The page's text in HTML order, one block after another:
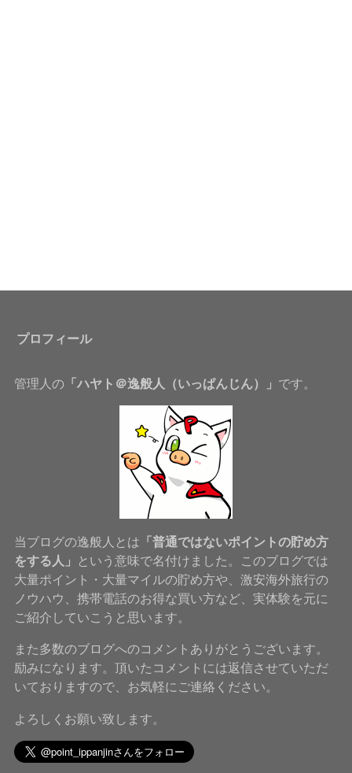
プロフィール
管理人の「ハヤト＠逸般人（いっぱんじん）」 です。
当ブログの逸般人とは 「普通ではないポイントの貯め方
をする人」
という意味で名付けました。このブログでは
大量ポイント・大量マイルの貯め方や、激安海外旅行の
ノウハウ、携帯電話のお得な買い方など、実体験を元に
ご紹介していこうと思います。
また多数のブログへのコメントありがとうございます。
励みになります。頂いたコメントには返信させていただ
いておりますので、お気軽にご連絡ください。
よろしくお願い致します。